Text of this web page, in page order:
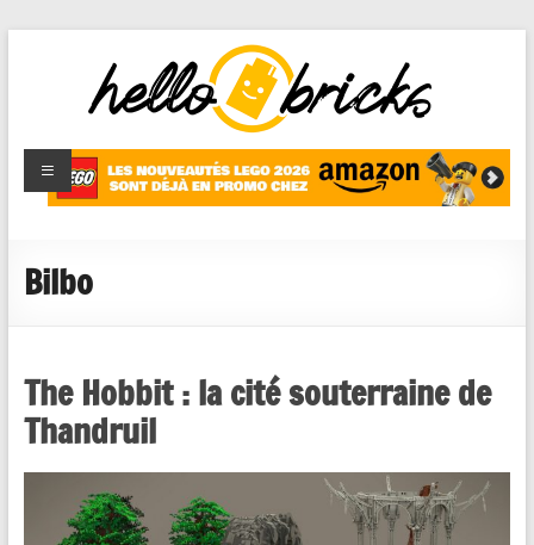
HelloBricks
Blog LEGO,
nouveaut�s
reviews
Bilbo
The Hobbit : la cité souterraine de
Thandruil